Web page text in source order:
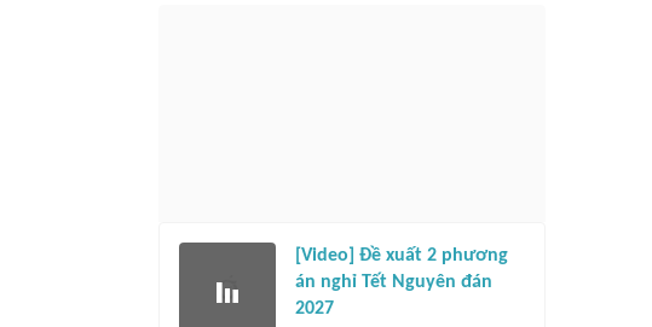
[Video] Đề xuất 2 phương
án nghỉ Tết Nguyên đán
2027